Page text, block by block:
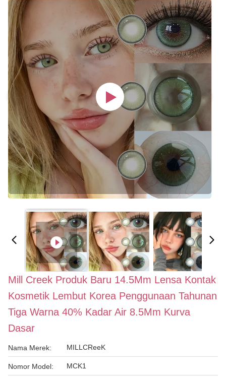
Mill Creek Produk Baru 14.5Mm Lensa Kontak
Kosmetik Lembut Korea Penggunaan Tahunan
Tiga Warna 40% Kadar Air 8.5Mm Kurva
Dasar
Nama Merek: MILLCReeK
Nomor Model: MCK1